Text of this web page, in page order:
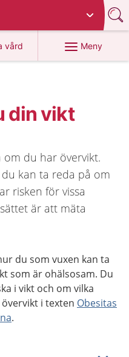
vård
1177.se
Meny
din vikt
du har övervikt.
kan ta reda på om
risken för vissa
är att mäta
du som vuxen kan ta
som är ohälsosam. Du
i vikt och om vilka
i texten Obesitas
.